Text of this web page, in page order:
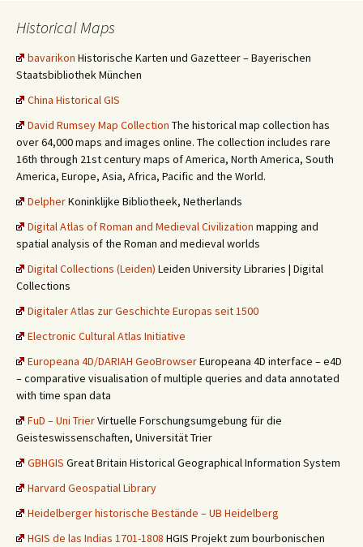
Historical Maps
bavarikon Historische Karten und Gazetteer – Bayerischen
Staatsbibliothek München
China Historical GIS
David Rumsey Map Collection The historical map collection has
over 64,000 maps and images online. The collection includes rare
16th through 21st century maps of America, North America, South
America, Europe, Asia, Africa, Pacific and the World.
DelpherKoninklijke Bibliotheek, Netherlands
Digital Atlas of Roman and Medieval Civilization mapping and
spatial analysis of the Roman and medieval worlds
Digital Collections (Leiden) Leiden University Libraries | Digital
Collections
Digitaler Atlas zur Geschichte Europas seit 1500
Electronic Cultural Atlas Initiative
Europeana 4D/DARIAH GeoBrowserEuropeana 4D interface – e4D
– comparative visualisation of multiple queries and data annotated
with time span data
FuD – Uni TrierVirtuelle Forschungsumgebung für die
Geisteswissenschaften, Universität Trier
GBHGIS Great Britain Historical Geographical Information System
Harvard Geospatial Library
Heidelberger historische Bestände – UB Heidelberg
HGIS de las Indias 1701-1808 HGIS Projekt zum bourbonischen